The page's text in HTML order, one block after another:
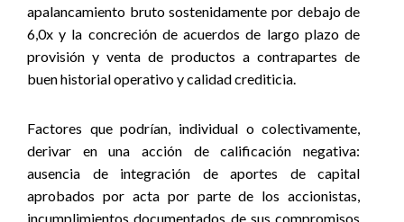
apalancamiento bruto sostenidamente por debajo de
6,0x y la concreción de acuerdos de largo plazo de
provisión y venta de productos a contrapartes de
buen historial operativo y calidad crediticia.
Factores que podrían, individual o colectivamente,
derivar en una acción de calificación negativa:
ausencia de integración de aportes de capital
aprobados por acta por parte de los accionistas,
incumplimientos documentados de sus compromisos